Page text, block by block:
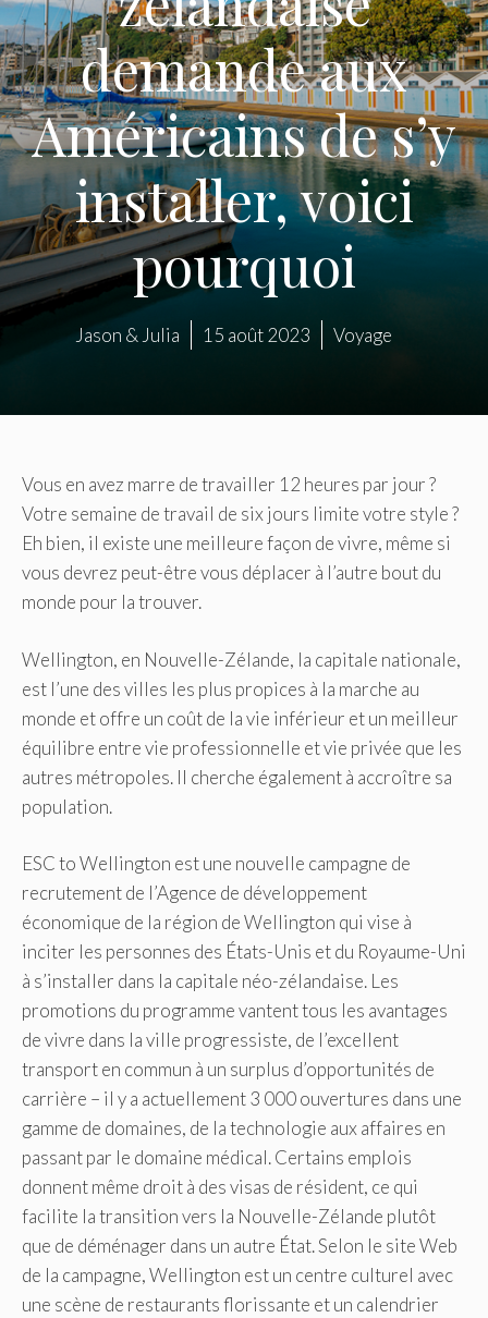
demande aux
Américains de s’y
installer, voici
pourquoi
Jason & Julia 15 août 2023 Voyage
Vous en avez marre de travailler 12 heures par jour ?
Votre semaine de travail de six jours limite votre style ?
Eh bien, il existe une meilleure façon de vivre, même si
vous devrez peut-être vous déplacer à l’autre bout du
monde pour la trouver.
Wellington, en Nouvelle-Zélande, la capitale nationale,
est l’une des villes les plus propices à la marche au
monde et offre un coût de la vie inférieur et un meilleur
équilibre entre vie professionnelle et vie privée que les
autres métropoles. Il cherche également à accroître sa
population.
ESC to Wellington est une nouvelle campagne de
recrutement de l’Agence de développement
économique de la région de Wellington qui vise à
inciter les personnes des États-Unis et du Royaume-Uni
à s’installer dans la capitale néo-zélandaise. Les
promotions du programme vantent tous les avantages
de vivre dans la ville progressiste, de l’excellent
transport en commun à un surplus d’opportunités de
carrière – il y a actuellement 3 000 ouvertures dans une
gamme de domaines, de la technologie aux affaires en
passant par le domaine médical. Certains emplois
donnent même droit à des visas de résident, ce qui
facilite la transition vers la Nouvelle-Zélande plutôt
que de déménager dans un autre État. Selon le site Web
de la campagne, Wellington est un centre culturel avec
une scène de restaurants florissante et un calendrier